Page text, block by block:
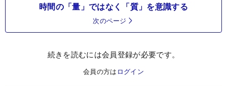
時間の「量」ではなく「質」を意識する
次のページ
続きを読むには会員登録が必要です。
会員の方は ログイン